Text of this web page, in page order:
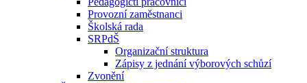
Provozní zaměstnanci
Školská rada
SRPdŠ
Organizační struktura
Zápisy z jednání výborových schůzí
Zvonění